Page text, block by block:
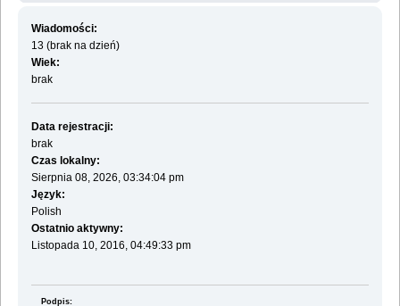
Wiadomości:
13 (brak na dzień)
Wiek:
brak
Data rejestracji:
brak
Czas lokalny:
Sierpnia 08, 2026, 03:34:04 pm
Język:
Polish
Ostatnio aktywny:
Listopada 10, 2016, 04:49:33 pm
Podpis: